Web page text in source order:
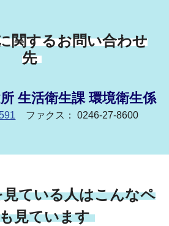
関するお問い合わせ
先
生活衛生課 環境衛生係
ファクス： 0246-27-8600
ている人はこんなペ
見ています